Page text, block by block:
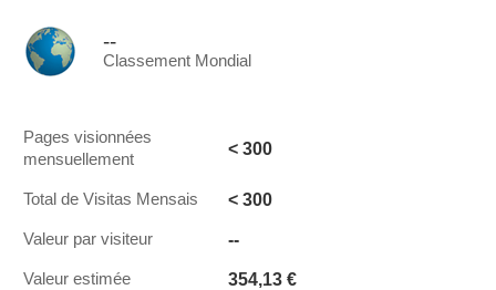
--
Classement Mondial
Pages visionnées
mensuellement
< 300
Total de Visitas Mensais < 300
Valeur par visiteur --
Valeur estimée 354,13 €